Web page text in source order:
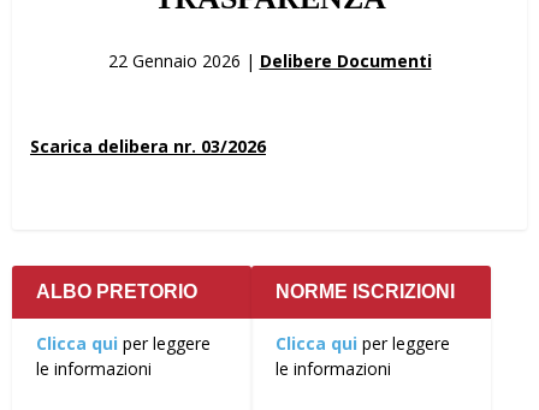
22 Gennaio 2026 | Delibere Documenti
Scarica delibera nr. 03/2026
ALBO PRETORIO
Clicca qui per leggere
le informazioni
NORME ISCRIZIONI
Clicca qui per leggere
le informazioni